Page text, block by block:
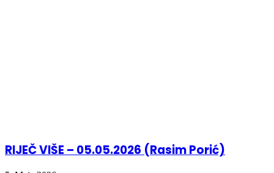
RIJEČ VIŠE – 05.05.2026 (Rasim Porić)